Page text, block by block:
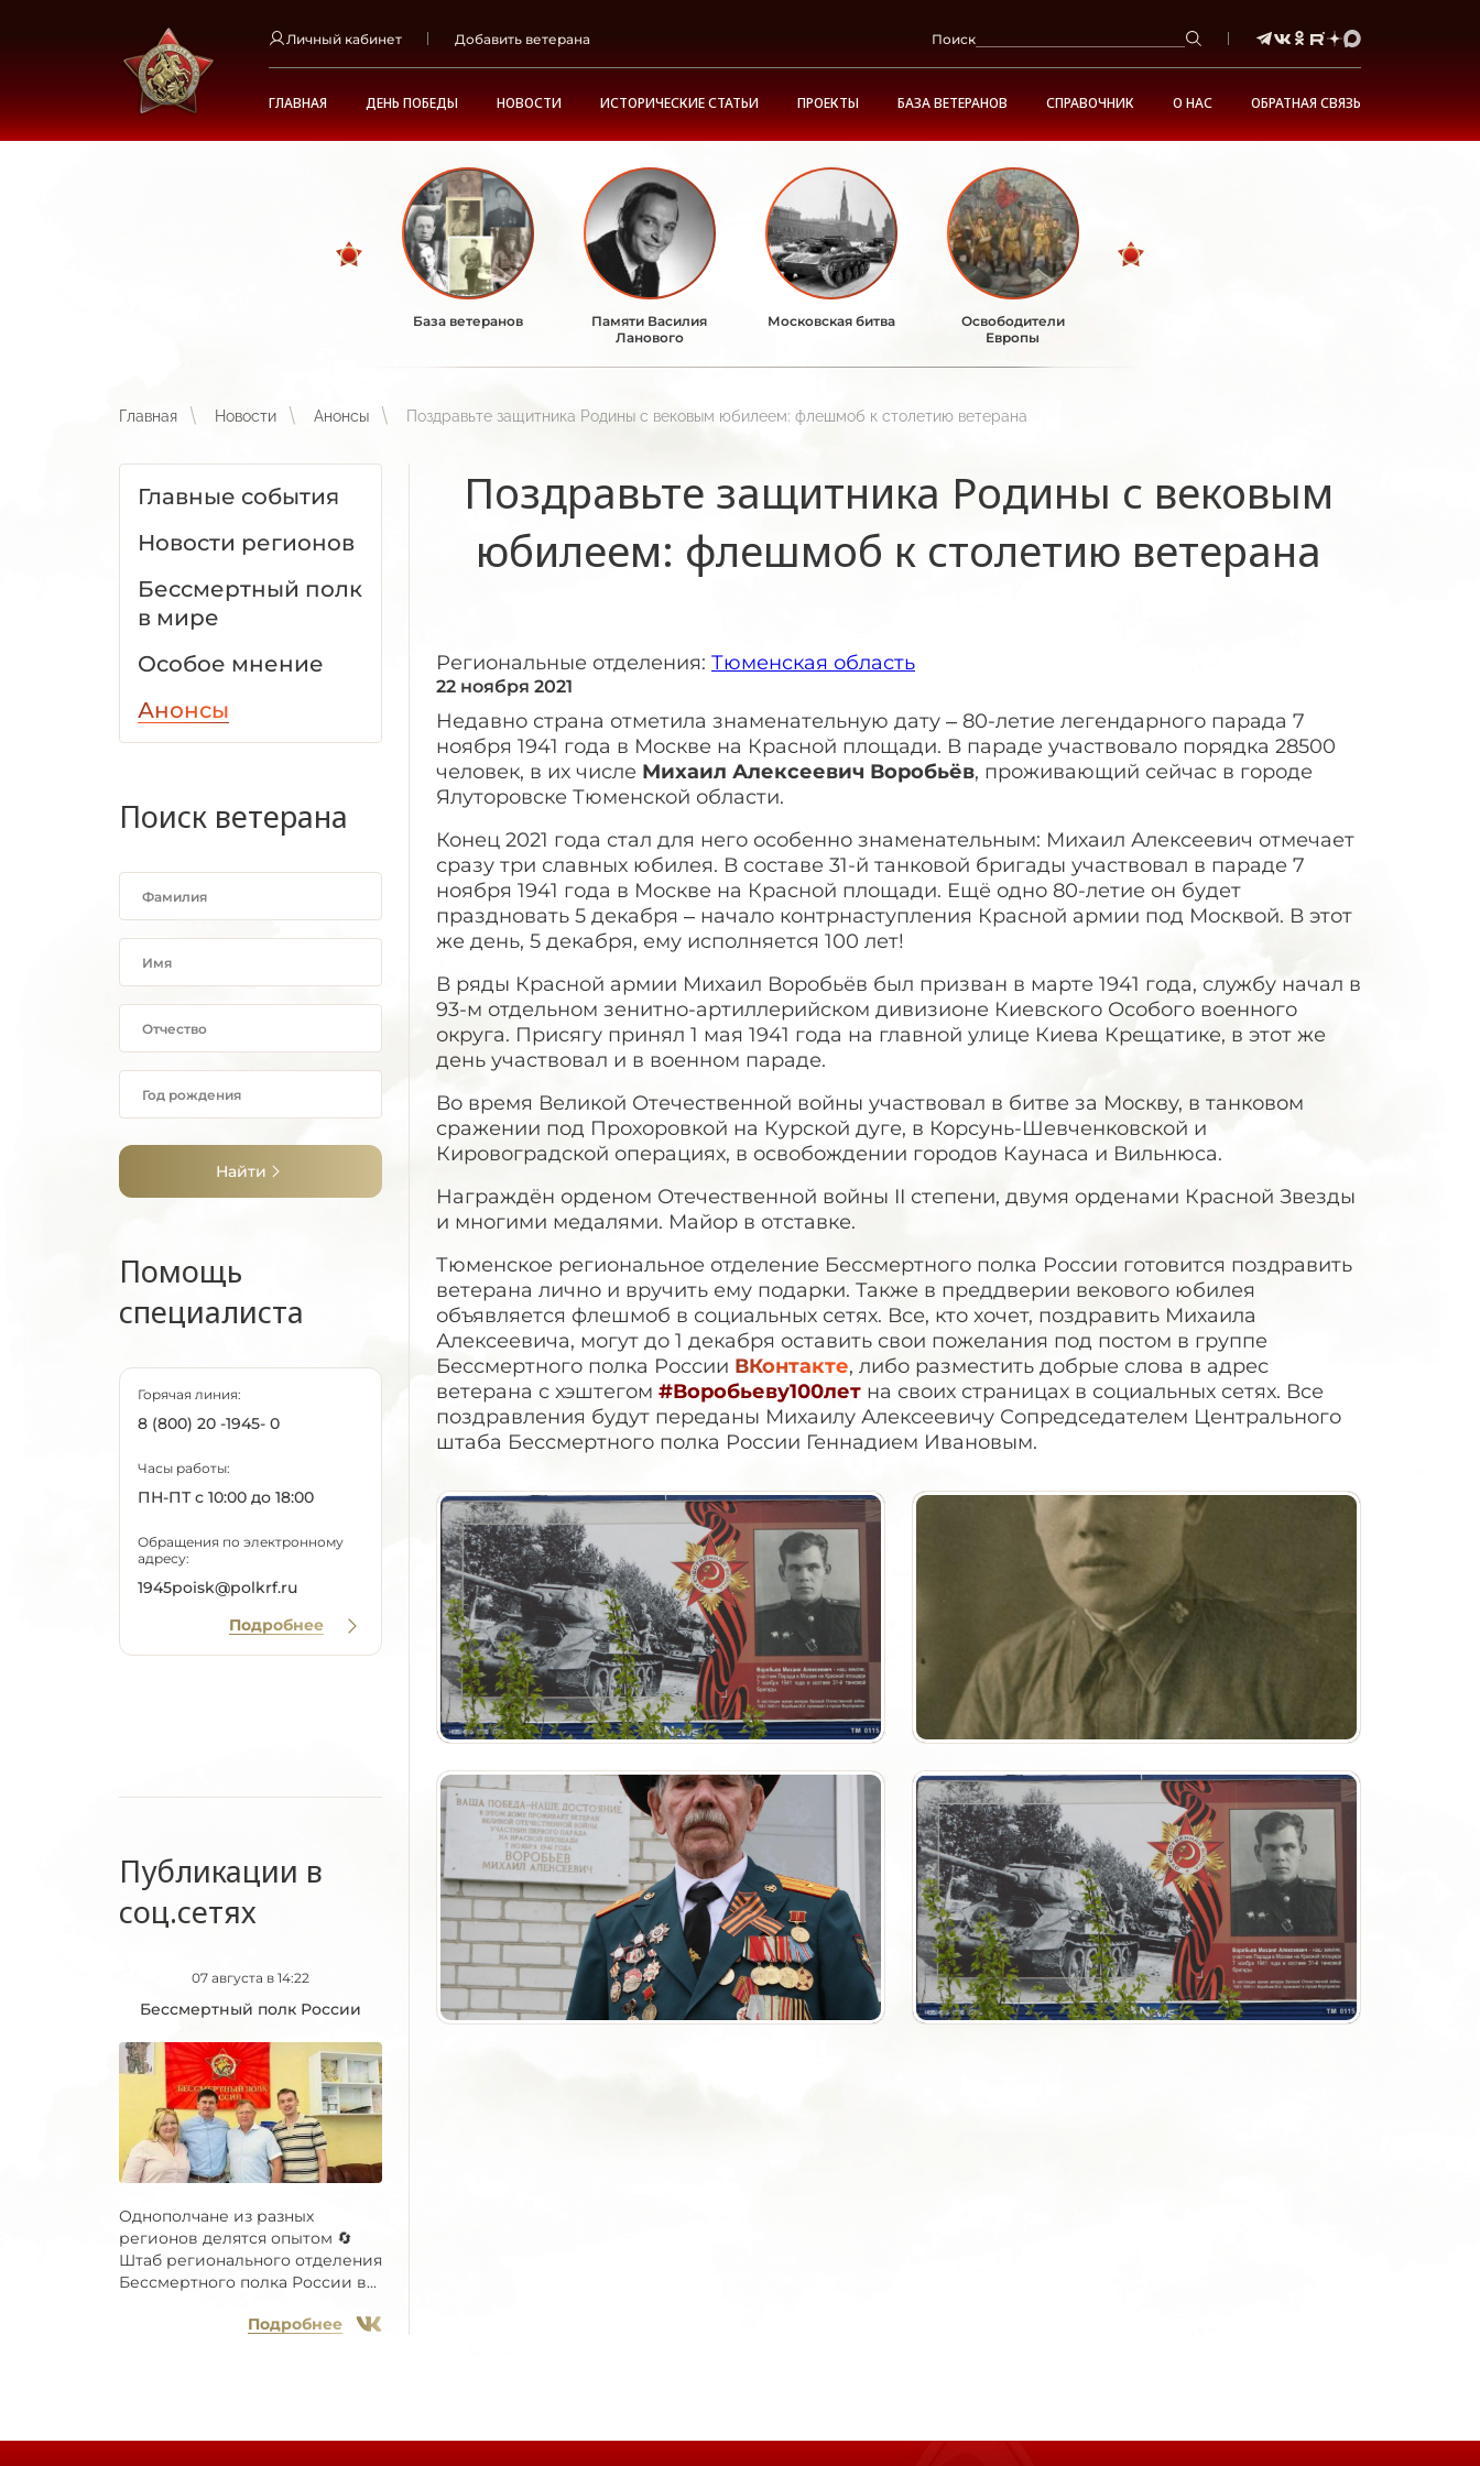
Личный кабинет Добавить ветерана Поиск
ГЛАВНАЯ ДЕНЬ ПОБЕДЫ НОВОСТИ ИСТОРИЧЕСКИЕ СТАТЬИ ПРОЕКТЫ БАЗА ВЕТЕРАНОВ СПРАВОЧНИК О НАС ОБРАТНАЯ СВЯЗЬ
База ветеранов
Памяти Василия
Ланового
Московская битва
Освободители
Европы
Главная Новости Анонсы Поздравьте защитника Родины с вековым юбилеем: флешмоб к столетию ветерана
Главные события
Новости регионов
Бессмертный полк
в мире
Особое мнение
Анонсы
Поиск ветерана
Найти
Помощь
специалиста
Горячая линия:
8 (800) 20 -1945- 0
Часы работы:
ПН-ПТ с 10:00 до 18:00
Обращения по электронному
адресу:
1945poisk@polkrf.ru
Подробнее
Публикации в
соц.сетях
07 августа в 14:22
Бессмертный полк России
Однополчане из разных
регионов делятся опытом 🔄
Штаб регионального отделения
Бессмертного полка России в...
Подробнее
Поздравьте защитника Родины с вековым
юбилеем: флешмоб к столетию ветерана
Региональные отделения: Тюменская область
22 ноября 2021
Недавно страна отметила знаменательную дату – 80-летие легендарного парада 7
ноября 1941 года в Москве на Красной площади. В параде участвовало порядка 28500
человек, в их числе Михаил Алексеевич Воробьёв, проживающий сейчас в городе
Ялуторовске Тюменской области.
Конец 2021 года стал для него особенно знаменательным: Михаил Алексеевич отмечает
сразу три славных юбилея. В составе 31-й танковой бригады участвовал в параде 7
ноября 1941 года в Москве на Красной площади. Ещё одно 80-летие он будет
праздновать 5 декабря – начало контрнаступления Красной армии под Москвой. В этот
же день, 5 декабря, ему исполняется 100 лет!
В ряды Красной армии Михаил Воробьёв был призван в марте 1941 года, службу начал в
93-м отдельном зенитно-артиллерийском дивизионе Киевского Особого военного
округа. Присягу принял 1 мая 1941 года на главной улице Киева Крещатике, в этот же
день участвовал и в военном параде.
Во время Великой Отечественной войны участвовал в битве за Москву, в танковом
сражении под Прохоровкой на Курской дуге, в Корсунь-Шевченковской и
Кировоградской операциях, в освобождении городов Каунаса и Вильнюса.
Награждён орденом Отечественной войны II степени, двумя орденами Красной Звезды
и многими медалями. Майор в отставке.
Тюменское региональное отделение Бессмертного полка России готовится поздравить
ветерана лично и вручить ему подарки. Также в преддверии векового юбилея
объявляется флешмоб в социальных сетях. Все, кто хочет, поздравить Михаила
Алексеевича, могут до 1 декабря оставить свои пожелания под постом в группе
Бессмертного полка России ВКонтакте, либо разместить добрые слова в адрес
ветерана с хэштегом #Воробьеву100лет на своих страницах в социальных сетях. Все
поздравления будут переданы Михаилу Алексеевичу Сопредседателем Центрального
штаба Бессмертного полка России Геннадием Ивановым.